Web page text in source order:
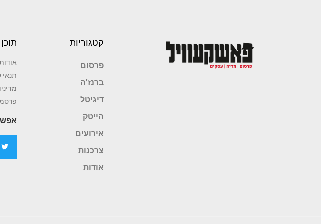
קטגוריות
פרסום
ברנז’ה
דיגיטל
הייטק
אירועים
צרכנות
אודות
אודות
תנאי